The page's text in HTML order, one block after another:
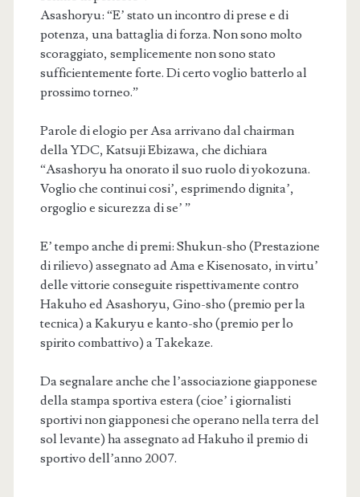
Asashoryu: “E’ stato un incontro di prese e di
potenza, una battaglia di forza. Non sono molto
scoraggiato, semplicemente non sono stato
sufficientemente forte. Di certo voglio batterlo al
prossimo torneo.”
Parole di elogio per Asa arrivano dal chairman
della YDC, Katsuji Ebizawa, che dichiara
“Asashoryu ha onorato il suo ruolo di yokozuna.
Voglio che continui cosi’, esprimendo dignita’,
orgoglio e sicurezza di se’ ”
E’ tempo anche di premi: Shukun-sho (Prestazione
di rilievo) assegnato ad Ama e Kisenosato, in virtu’
delle vittorie conseguite rispettivamente contro
Hakuho ed Asashoryu, Gino-sho (premio per la
tecnica) a Kakuryu e kanto-sho (premio per lo
spirito combattivo) a Takekaze.
Da segnalare anche che l’associazione giapponese
della stampa sportiva estera (cioe’ i giornalisti
sportivi non giapponesi che operano nella terra del
sol levante) ha assegnato ad Hakuho il premio di
sportivo dell’anno 2007.